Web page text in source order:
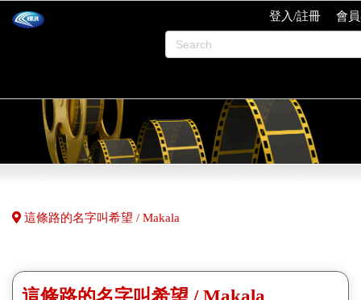
登入/註冊 會
這條路的名字叫希望 / Makala